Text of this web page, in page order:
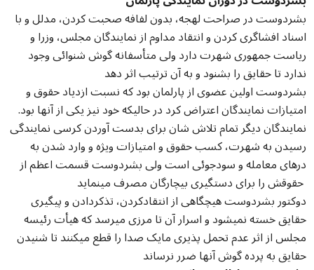
بشردوست در صراحت لهجه، بدون لفافه صحبت کردن، مدلل و با
اسناد افشاگری کردن و انتقاد مداوم از نمایندگان مجلس، وزرا و
ریاست جمهوری شهرت دارد ولی متأسفانه گوش شنوائی وجود
ندارد تا حقایق را بشنود و به آن ترتیب اثر دهد
بشردوست اولین عضوی از پارلمان بود که نسبت ازدیاد حقوق و
امتیازات نمایندگان اعتراض کرد در حالیکه خود نیز یکی از آنها بود.
نمایندگان دیگر تمام تلاش شان برای بدست آوردن کرسی نمایندگی
رسیدن به شهرت، کسب حقوق و امتیازات ویژه و وارد شدن به
درهای معامله و سودجوئی است ولی بشردوست قسمت اعظم از
حقوقش را برای دستگیری بیچارگان مصرف مینماید
دوکتور بشردوست هیچگاهی از انتقادکردن، تذکردادن و پیگیری
حقایق خسته نمیشود و اسرار آن تا مرزی میرسد که هیأت رئیسه
مجلس از اثر عدم تحمل پذیری مایک صدا را قطع میکنند تا شنیدن
حقایق به پرده گوش آنها ضرر نرساند